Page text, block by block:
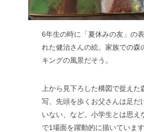
6年生の時に「夏休みの友」の
れた健治さんの絵。家族での森
キングの風景だそう。
上から見下ろした構図で捉えた
写、先頭を歩くお父さんは足だ
いない、など。小学生とは思え
で1場面を躍動的に描いています